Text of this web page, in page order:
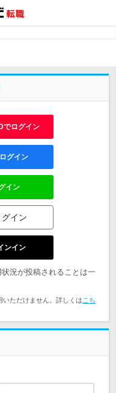
でログイン
グイン
イン
イン
ンイン
況が投稿されることは一
ただけません。詳しくは こち